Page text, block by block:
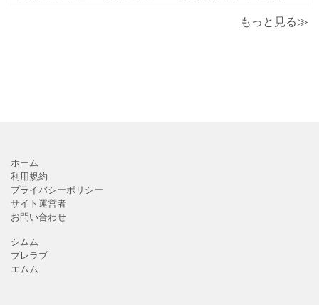
もっと見る≫
ホーム
利用規約
プライバシーポリシー
サイト運営者
お問い合わせ
シムム
ブレラブ
エムム